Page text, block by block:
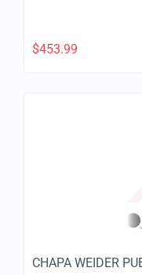
$453.99
CHAPA WEIDER